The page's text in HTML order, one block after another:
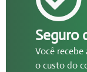
Seguro
Você
o custo do